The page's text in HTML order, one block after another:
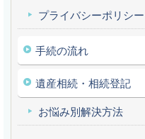
プライバシーポリシー
手続の流れ
遺産相続・相続登記
お悩み別解決方法